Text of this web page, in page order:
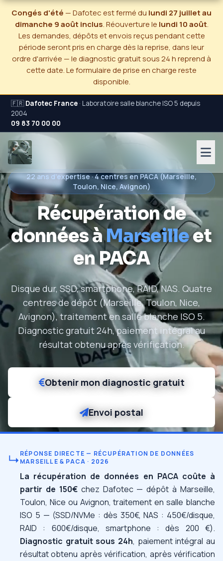
Congés d'été — Dafotec est fermé du lundi 27 juillet au
dimanche 9 août inclus. Réouverture le lundi 10 août.
Les demandes, dépôts et envois reçus pendant cette
période seront pris en charge dès la reprise, dans leur
ordre d'arrivée — le diagnostic gratuit sous 24 h reprend à
cette date. Le formulaire de prise en charge reste
disponible.
🇫🇷Dafotec France · Laboratoire salle blanche ISO 5 depuis
2004
09 83 70 00 00
22 ans d'expertise · 4 centres en PACA (Marseille,
Toulon, Nice, Avignon)
Récupération de
données àMarseilleet
en PACA
Disque dur, SSD, smartphone, RAID, NAS. Quatre
centres de dépôt (Marseille, Toulon, Nice,
Avignon), traitement en salle blanche ISO 5.
Diagnostic gratuit 24h, paiement intégral au
résultat obtenu après vérification.
Obtenir mon diagnostic gratuit
Envoi postal
↳ RÉPONSE DIRECTE — RÉCUPÉRATION DE DONNÉES
MARSEILLE & PACA · 2026
La récupération de données en PACA coûte à
partir de 150€chez Dafotec — dépôt à Marseille,
Toulon, Nice ou Avignon, traitement en salle blanche
ISO 5 — (SSD/NVMe : dès 350€, NAS : 450€/disque,
RAID : 600€/disque, smartphone : dès 200 €).
Diagnostic gratuit sous 24h, paiement intégral au
résultat obtenu après vérification, après vérification